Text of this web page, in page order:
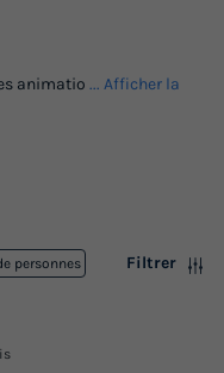
animatio ... Afficher la
personnes Filtrer